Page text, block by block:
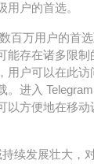
户的首选。
百万用户的首
能存在诸多限制
用户可以在此
。进入
以方便地在移
续发展壮大，